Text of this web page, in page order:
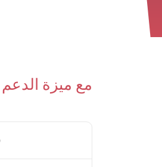
مع ميزة